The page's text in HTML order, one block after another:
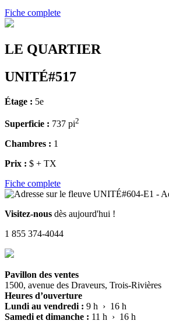
Fiche complete
LE QUARTIER
UNITÉ#517
Étage : 5e
Superficie : 737 pi2
Chambres : 1
Prix : $ + TX
Fiche complete
Visitez-nous dès aujourd'hui !
1 855 374-4044
Pavillon des ventes
1500, avenue des Draveurs, Trois-Rivières
Heures d’ouverture
Lundi au vendredi : 9 h › 16 h
Samedi et dimanche : 11 h › 16 h